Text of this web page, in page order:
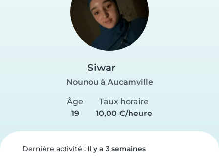
Siwar
Nounou à Aucamville
Âge
19
Taux horaire
10,00 €/heure
Dernière activité : Il y a 3 semaines